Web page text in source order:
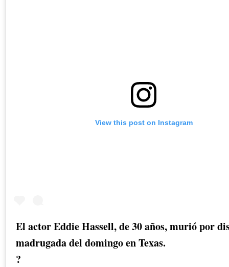
View this post on Instagram
El actor Eddie Hassell, de 30 años, murió por
madrugada del domingo en Texas.
?